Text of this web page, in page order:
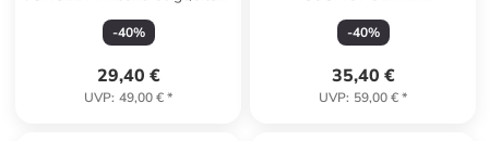
in silber
-40%
29,40 €
UVP: 49,00 €*
Kosmetiktasche in schwarz
-40%
35,40 €
UVP: 59,00 €*